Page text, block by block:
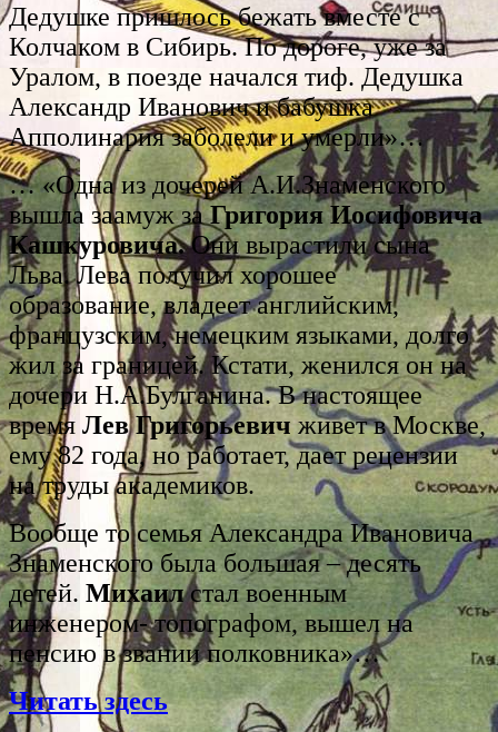
Дедушке пришлось бежать вместе с
Колчаком в Сибирь. По дороге, уже за
Уралом, в поезде начался тиф. Дедушка
Александр Иванович и бабушка
Апполинария заболели и умерли»…
… «Одна из дочерей А.И.Знаменского
вышла заамуж заГригория Иосифовича
Кашкуровича.Они вырастили сына
Льва. Лева получил хорошее
образование, владеет английским,
французским, немецким языками, долго
жил за границей. Кстати, женился он на
дочери Н.А.Булганина. В настоящее
время Лев Григорьевичживет в Москве,
ему 82 года, но работает, дает рецензии
на труды академиков.
Вообще то семья Александра Ивановича
Знаменского была большая – десять
детей. Михаилстал военным
инженером- топографом, вышел на
пенсию в звании полковника»…
Читать здесь